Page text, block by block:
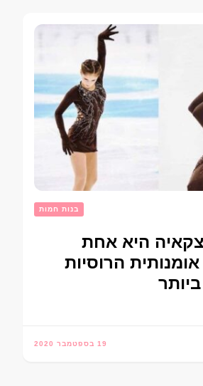
בנות חמות
היא אחת
הרוסיות
19 בספטמבר 2020